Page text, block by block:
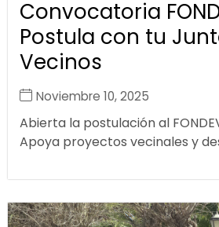
Convocatoria
Postula con tu
Vecinos
Noviembre 10, 2025
Abierta la postulación al
Apoya proyectos vecinales y